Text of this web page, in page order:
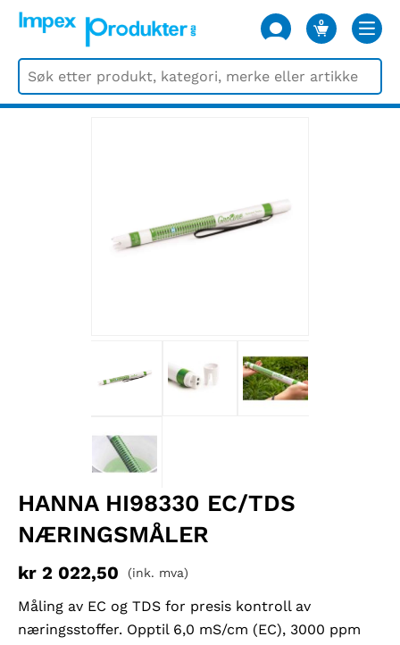
0
VARER
HANNA HI98330 EC/TDS
NÆRINGSMÅLER
kr 2 022,50 (ink. mva)
Måling av EC og TDS for presis kontroll av
næringsstoffer. Opptil 6,0 mS/cm (EC), 3000 ppm